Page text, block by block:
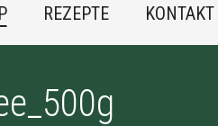
REZEPTE KONTAKT